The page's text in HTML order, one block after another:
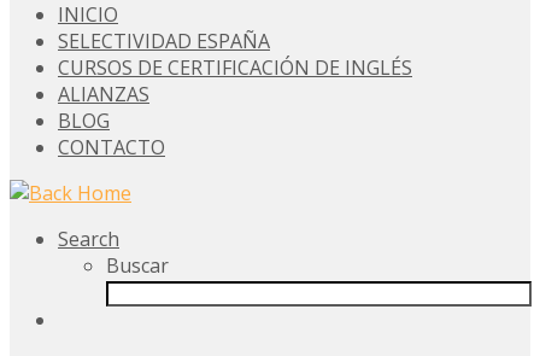
INICIO
SELECTIVIDAD ESPAÑA
CURSOS DE CERTIFICACIÓN DE INGLÉS
ALIANZAS
BLOG
CONTACTO
Search
Buscar